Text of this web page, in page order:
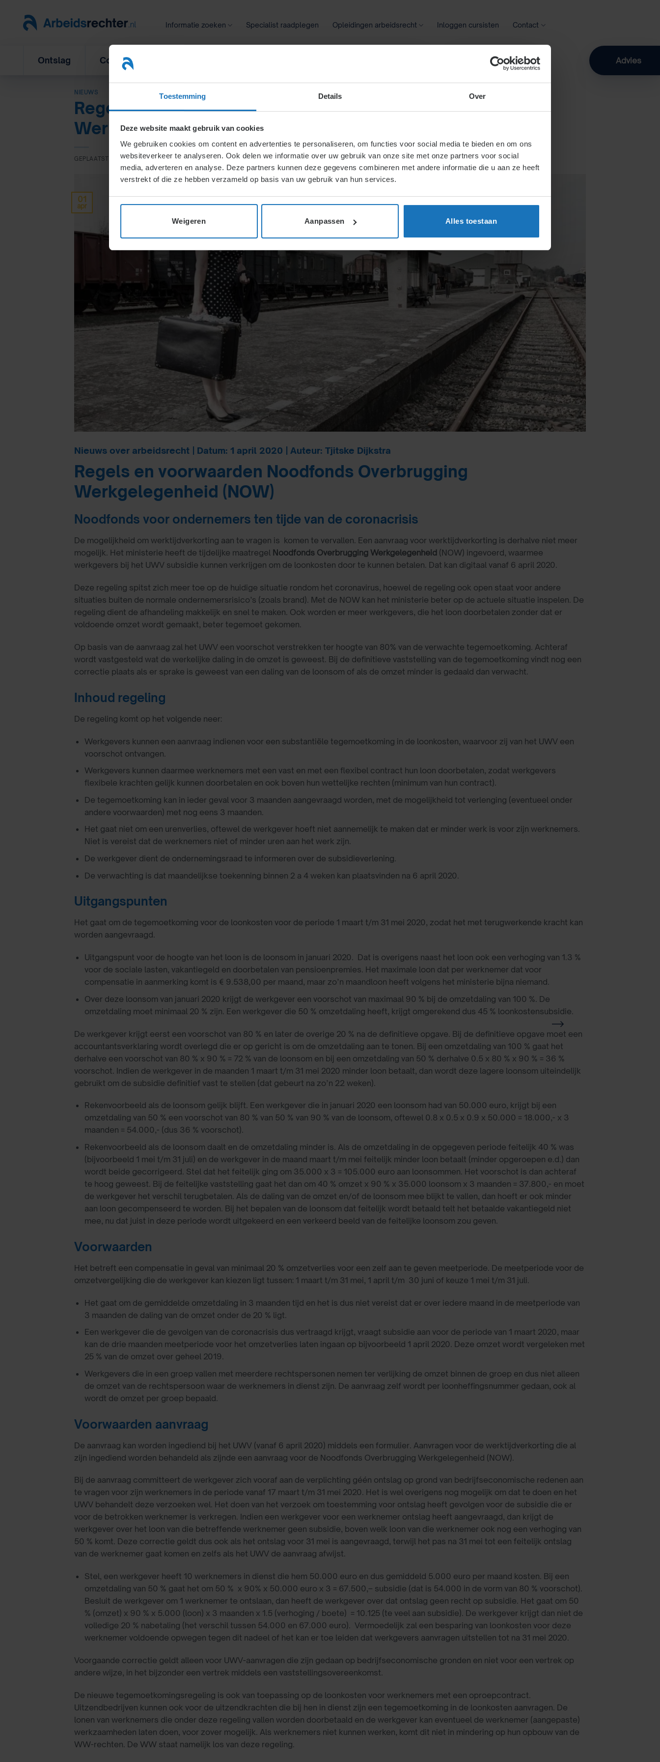
Toestemming Details Over
Deze website maakt gebruik van cookies
We gebruiken cookies om content en advertenties te personaliseren, om functies voor social media te bieden en om ons
websiteverkeer te analyseren. Ook delen we informatie over uw gebruik van onze site met onze partners voor social
media, adverteren en analyse. Deze partners kunnen deze gegevens combineren met andere informatie die u aan ze heeft
verstrekt of die ze hebben verzameld op basis van uw gebruik van hun services.
Weigeren Aanpassen Alles toestaan
inhoud
Informatie zoeken Specialist raadplegen Opleidingen arbeidsrecht Inloggen cursisten Contact
Ontslag Concurrentiebeding Zoeken Advies
NIEUWS
Regels en voorwaarden Noodfonds Overbrugging
Werkgelegenheid (NOW)
GEPLAATST OP 1 APRIL 2020 DOORTJITSKE DIJKSTRA
01
apr
Nieuws over arbeidsrecht | Datum: 1 april 2020 | Auteur: Tjitske Dijkstra
Regels en voorwaarden Noodfonds Overbrugging
Werkgelegenheid (NOW)
Noodfonds voor ondernemers ten tijde van de coronacrisis
De mogelijkheid om werktijdverkorting aan te vragen is komen te vervallen. Een aanvraag voor werktijdverkorting is derhalve niet meer
mogelijk. Het ministerie heeft de tijdelijke maatregel Noodfonds Overbrugging Werkgelegenheid (NOW) ingevoerd, waarmee
werkgevers bij het UWV subsidie kunnen verkrijgen om de loonkosten door te kunnen betalen. Dat kan digitaal vanaf 6 april 2020.
Deze regeling spitst zich meer toe op de huidige situatie rondom het coronavirus, hoewel de regeling ook open staat voor andere
situaties buiten de normale ondernemersrisico’s (zoals brand). Met de NOW kan het ministerie beter op de actuele situatie inspelen. De
regeling dient de afhandeling makkelijk en snel te maken. Ook worden er meer werkgevers, die het loon doorbetalen zonder dat er
voldoende omzet wordt gemaakt, beter tegemoet gekomen.
Op basis van de aanvraag zal het UWV een voorschot verstrekken ter hoogte van 80% van de verwachte tegemoetkoming. Achteraf
wordt vastgesteld wat de werkelijke daling in de omzet is geweest. Bij de definitieve vaststelling van de tegemoetkoming vindt nog een
correctie plaats als er sprake is geweest van een daling van de loonsom of als de omzet minder is gedaald dan verwacht.
Inhoud regeling
De regeling komt op het volgende neer:
Werkgevers kunnen een aanvraag indienen voor een substantiële tegemoetkoming in de loonkosten, waarvoor zij van het UWV een
voorschot ontvangen.
Werkgevers kunnen daarmee werknemers met een vast en met een flexibel contract hun loon doorbetalen, zodat werkgevers
flexibele krachten gelijk kunnen doorbetalen en ook boven hun wettelijke rechten (minimum van hun contract).
De tegemoetkoming kan in ieder geval voor 3 maanden aangevraagd worden, met de mogelijkheid tot verlenging (eventueel onder
andere voorwaarden) met nog eens 3 maanden.
Het gaat niet om een urenverlies, oftewel de werkgever hoeft niet aannemelijk te maken dat er minder werk is voor zijn werknemers.
Niet is vereist dat de werknemers niet of minder uren aan het werk zijn.
De werkgever dient de ondernemingsraad te informeren over de subsidieverlening.
De verwachting is dat maandelijkse toekenning binnen 2 a 4 weken kan plaatsvinden na 6 april 2020.
Uitgangspunten
Het gaat om de tegemoetkoming voor de loonkosten voor de periode 1 maart t/m 31 mei 2020, zodat het met terugwerkende kracht kan
worden aangevraagd.
Uitgangspunt voor de hoogte van het loon is de loonsom in januari 2020. Dat is overigens naast het loon ook een verhoging van 1.3 %
voor de sociale lasten, vakantiegeld en doorbetalen van pensioenpremies. Het maximale loon dat per werknemer dat voor
compensatie in aanmerking komt is € 9.538,00 per maand, maar zo’n maandloon heeft volgens het ministerie bijna niemand.
Over deze loonsom van januari 2020 krijgt de werkgever een voorschot van maximaal 90 % bij de omzetdaling van 100 %. De
omzetdaling moet minimaal 20 % zijn. Een werkgever die 50 % omzetdaling heeft, krijgt omgerekend dus 45 % loonkostensubsidie.
De werkgever krijgt eerst een voorschot van 80 % en later de overige 20 % na de definitieve opgave. Bij de definitieve opgave moet een
accountantsverklaring wordt overlegd die er op gericht is om de omzetdaling aan te tonen. Bij een omzetdaling van 100 % gaat het
derhalve een voorschot van 80 % x 90 % = 72 % van de loonsom en bij een omzetdaling van 50 % derhalve 0.5 x 80 % x 90 % = 36 %
voorschot. Indien de werkgever in de maanden 1 maart t/m 31 mei 2020 minder loon betaalt, dan wordt deze lagere loonsom uiteindelijk
gebruikt om de subsidie definitief vast te stellen (dat gebeurt na zo’n 22 weken).
Rekenvoorbeeld als de loonsom gelijk blijft. Een werkgever die in januari 2020 een loonsom had van 50.000 euro, krijgt bij een
omzetdaling van 50 % een voorschot van 80 % van 50 % van 90 % van de loonsom, oftewel 0.8 x 0.5 x 0.9 x 50.000 = 18.000,- x 3
maanden = 54.000,- (dus 36 % voorschot).
Rekenvoorbeeld als de loonsom daalt en de omzetdaling minder is. Als de omzetdaling in de opgegeven periode feitelijk 40 % was
(bijvoorbeeld 1 mei t/m 31 juli) en de werkgever in de maand maart t/m mei feitelijk minder loon betaalt (minder opgeroepen e.d.) dan
wordt beide gecorrigeerd. Stel dat het feitelijk ging om 35.000 x 3 = 105.000 euro aan loonsommen. Het voorschot is dan achteraf
te hoog geweest. Bij de feitelijke vaststelling gaat het dan om 40 % omzet x 90 % x 35.000 loonsom x 3 maanden = 37.800,- en moet
de werkgever het verschil terugbetalen. Als de daling van de omzet en/of de loonsom mee blijkt te vallen, dan hoeft er ook minder
aan loon gecompenseerd te worden. Bij het bepalen van de loonsom dat feitelijk wordt betaald telt het betaalde vakantiegeld niet
mee, nu dat juist in deze periode wordt uitgekeerd en een verkeerd beeld van de feitelijke loonsom zou geven.
Voorwaarden
Het betreft een compensatie in geval van minimaal 20 % omzetverlies voor een zelf aan te geven meetperiode. De meetperiode voor de
omzetvergelijking die de werkgever kan kiezen ligt tussen: 1 maart t/m 31 mei, 1 april t/m 30 juni of keuze 1 mei t/m 31 juli.
Het gaat om de gemiddelde omzetdaling in 3 maanden tijd en het is dus niet vereist dat er over iedere maand in de meetperiode van
3 maanden de daling van de omzet onder de 20 % ligt.
Een werkgever die de gevolgen van de coronacrisis dus vertraagd krijgt, vraagt subsidie aan voor de periode van 1 maart 2020, maar
kan de drie maanden meetperiode voor het omzetverlies laten ingaan op bijvoorbeeld 1 april 2020. Deze omzet wordt vergeleken met
25 % van de omzet over geheel 2019.
Werkgevers die in een groep vallen met meerdere rechtspersonen nemen ter verlijking de omzet binnen de groep en dus niet alleen
de omzet van de rechtspersoon waar de werknemers in dienst zijn. De aanvraag zelf wordt per loonheffingsnummer gedaan, ook al
wordt de omzet per groep bepaald.
Voorwaarden aanvraag
De aanvraag kan worden ingediend bij het UWV (vanaf 6 april 2020) middels een formulier. Aanvragen voor de werktijdverkorting die al
zijn ingediend worden behandeld als zijnde een aanvraag voor de Noodfonds Overbrugging Werkgelegenheid (NOW).
Bij de aanvraag committeert de werkgever zich vooraf aan de verplichting géén ontslag op grond van bedrijfseconomische redenen aan
te vragen voor zijn werknemers in de periode vanaf 17 maart t/m 31 mei 2020. Het is wel overigens nog mogelijk om dat te doen en het
UWV behandelt deze verzoeken wel. Het doen van het verzoek om toestemming voor ontslag heeft gevolgen voor de subsidie die er
voor de betrokken werknemer is verkregen. Indien een werkgever voor een werknemer ontslag heeft aangevraagd, dan krijgt de
werkgever over het loon van die betreffende werknemer geen subsidie, boven welk loon van die werknemer ook nog een verhoging van
50 % komt. Deze correctie geldt dus ook als het ontslag voor 31 mei is aangevraagd, terwijl het pas na 31 mei tot een feitelijk ontslag
van de werknemer gaat komen en zelfs als het UWV de aanvraag afwijst.
Stel, een werkgever heeft 10 werknemers in dienst die hem 50.000 euro en dus gemiddeld 5.000 euro per maand kosten. Bij een
omzetdaling van 50 % gaat het om 50 % x 90% x 50.000 euro x 3 = 67.500,– subsidie (dat is 54.000 in de vorm van 80 % voorschot).
Besluit de werkgever om 1 werknemer te ontslaan, dan heeft de werkgever over dat ontslag geen recht op subsidie. Het gaat om 50
% (omzet) x 90 % x 5.000 (loon) x 3 maanden x 1.5 (verhoging / boete) = 10.125 (te veel aan subsidie). De werkgever krijgt dan niet de
volledige 20 % nabetaling (het verschil tussen 54.000 en 67.000 euro). Vermoedelijk zal een besparing van loonkosten voor deze
werknemer voldoende opwegen tegen dit nadeel of het kan er toe leiden dat werkgevers aanvragen uitstellen tot na 31 mei 2020.
Voorgaande correctie geldt alleen voor UWV-aanvragen die zijn gedaan op bedrijfseconomische gronden en niet voor een vertrek op
andere wijze, in het bijzonder een vertrek middels een vaststellingsovereenkomst.
De nieuwe tegemoetkomingsregeling is ook van toepassing op de loonkosten voor werknemers met een oproepcontract.
Uitzendbedrijven kunnen ook voor de uitzendkrachten die bij hen in dienst zijn een tegemoetkoming in de loonkosten aanvragen. De
lonen van werknemers die onder deze regeling vallen worden doorbetaald en de werkgever kan eventueel de werknemer (aangepaste)
werkzaamheden laten doen, voor zover mogelijk. Als werknemers niet kunnen werken, komt dit niet in mindering op hun opbouw van de
WW-rechten. De WW staat namelijk los van deze regeling.